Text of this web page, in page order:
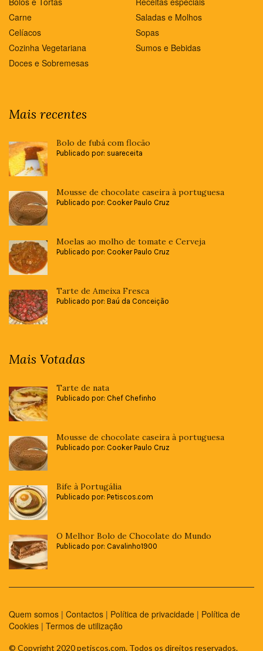
Carne
Celíacos
Cozinha Vegetariana
Doces e Sobremesas
Saladas e Molhos
Sopas
Sumos e Bebidas
Mais recentes
Bolo de fubá com flocão
Publicado por: suareceita
Mousse de chocolate caseira à portuguesa
Publicado por: Cooker Paulo Cruz
Moelas ao molho de tomate e Cerveja
Publicado por: Cooker Paulo Cruz
Tarte de Ameixa Fresca
Publicado por: Baú da Conceição
Mais Votadas
Tarte de nata
Publicado por: Chef Chefinho
Mousse de chocolate caseira à portuguesa
Publicado por: Cooker Paulo Cruz
Bife à Portugália
Publicado por: Petiscos.com
O Melhor Bolo de Chocolate do Mundo
Publicado por: Cavalinho1900
Quem somos | Contactos | Política de privacidade | Política de
Cookies | Termos de utilização
© Copyright 2020 petiscos.com. Todos os direitos reservados.